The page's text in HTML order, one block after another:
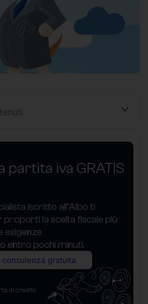
partita iva GRATIS
iscritto all’Albo ti
la scelta fiscale più
esigenze
entro pochi minuti.
consulenza gratuita
di credito